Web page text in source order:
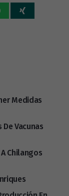
Medidas
Vacunas
Chilangos